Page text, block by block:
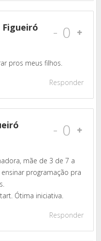
Figueiró - 0
pros meus filhos.
Responder
- 0
mãe de 3 de 7 a
programação pra
Ótima iniciativa.
Responder